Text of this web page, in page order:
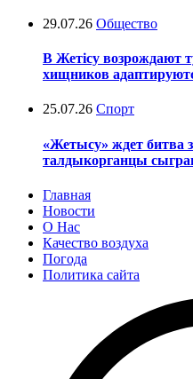
29.07.26 Общество
В Жетісу возрождают
хищников
25.07.26 Спорт
«Жетысу» ждет
талдыкорганцы
Главная
Новости
О Нас
Качество воздуха
Погода
Политика сайта